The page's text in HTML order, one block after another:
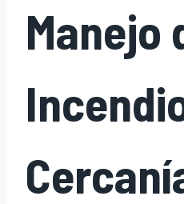
Manejo